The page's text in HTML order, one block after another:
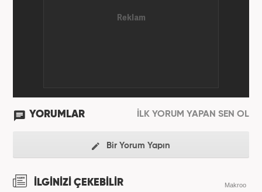
YORUMLAR İLK YORUM YAPAN SEN OL
Bir Yorum Yapın
İLGİNİZİ ÇEKEBİLİR Makroo